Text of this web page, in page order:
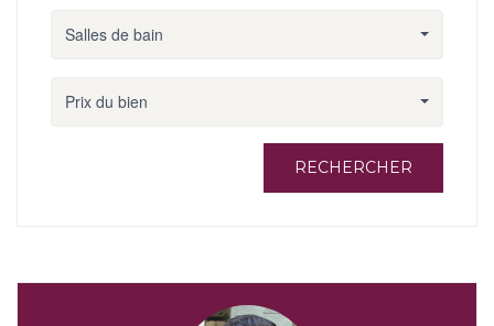
Salles de bain
Prix du bien
RECHERCHER